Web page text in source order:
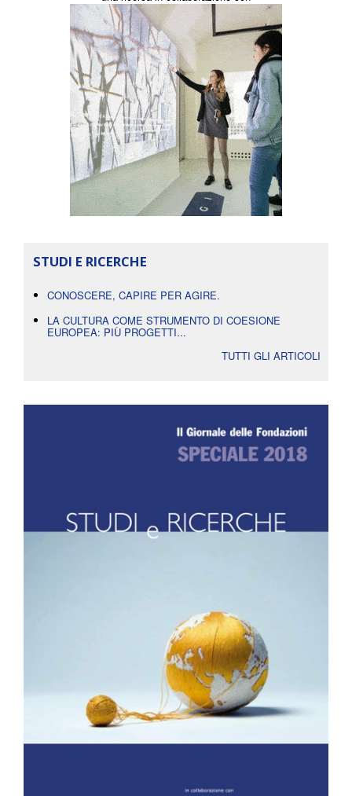
STUDI E RICERCHE
CONOSCERE, CAPIRE PER AGIRE.
LA CULTURA COME STRUMENTO DI COESIONE
EUROPEA: PIÙ PROGETTI...
TUTTI GLI ARTICOLI